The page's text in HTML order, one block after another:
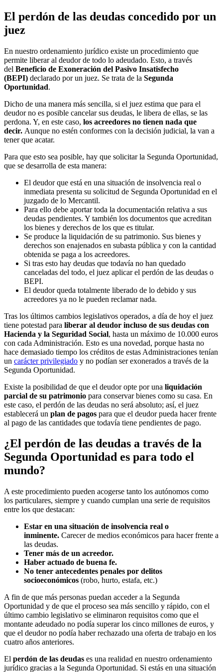
El perdón de las deudas concedido por un
juez
En nuestro ordenamiento jurídico existe un procedimiento que
permite liberar al deudor de todo lo adeudado. Esto, a través
del Beneficio de Exoneración del Pasivo Insatisfecho
(BEPI) declarado por un juez. Se trata de la Segunda
Oportunidad.
Dicho de una manera más sencilla, si el juez estima que para el
deudor no es posible cancelar sus deudas, le libera de ellas, se las
perdona. Y, en este caso, los acreedores no tienen nada que
decir. Aunque no estén conformes con la decisión judicial, la van a
tener que acatar.
Para que esto sea posible, hay que solicitar la Segunda Oportunidad,
que se desarrolla de esta manera:
El deudor que está en una situación de insolvencia real o
inmediata presenta su solicitud de Segunda Oportunidad en el
juzgado de lo Mercantil.
Para ello debe aportar toda la documentación relativa a sus
deudas pendientes. Y también los documentos que acreditan
los bienes y derechos de los que es titular.
Se produce la liquidación de su patrimonio. Sus bienes y
derechos son enajenados en subasta pública y con la cantidad
obtenida se paga a los acreedores.
Si tras esto hay deudas que todavía no han quedado
canceladas del todo, el juez aplicar el perdón de las deudas o
BEPI.
El deudor queda totalmente liberado de lo debido y sus
acreedores ya no le pueden reclamar nada.
Tras los últimos cambios legislativos operados, a día de hoy el juez
tiene potestad para liberar al deudor incluso de sus deudas con
Hacienda y la Seguridad Social, hasta un máximo de 10.000 euros
con cada Administración. Esto es una novedad, porque hasta no
hace demasiado tiempo los créditos de estas Administraciones tenían
un carácter privilegiado y no podían ser exonerados a través de la
Segunda Oportunidad.
Existe la posibilidad de que el deudor opte por una liquidación
parcial de su patrimonio para conservar bienes como su casa. En
este caso, el perdón de las deudas no será absoluto; así, el juez
establecerá un plan de pagos para que el deudor pueda hacer frente
al pago de las cantidades que todavía tiene pendientes de pago.
¿El perdón de las deudas a través de la
Segunda Oportunidad es para todo el
mundo?
A este procedimiento pueden acogerse tanto los autónomos como
los particulares, siempre y cuando cumplan una serie de requisitos
entre los que destacan:
Estar en una situación de insolvencia real o
inminente. Carecer de medios económicos para hacer frente a
las deudas.
Tener más de un acreedor.
Haber actuado de buena fe.
No tener antecedentes penales por delitos
socioeconómicos (robo, hurto, estafa, etc.)
A fin de que más personas puedan acceder a la Segunda
Oportunidad y de que el proceso sea más sencillo y rápido, con el
último cambio legislativo se eliminaron requisitos como que el
montante adeudado no podía superar los cinco millones de euros, y
que el deudor no podía haber rechazado una oferta de trabajo en los
cuatro años anteriores.
El perdón de las deudas es una realidad en nuestro ordenamiento
jurídico gracias a la Segunda Oportunidad. Si estás en una situación